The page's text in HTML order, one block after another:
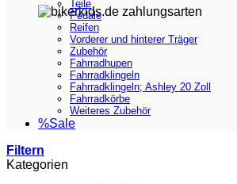
Teile
Pedale
Reifen
Vorderer und hinterer Träger
Zubehör
Fahrradhupen
Fahrradklingeln
Fahrradklingeln; Ashley 20 Zoll
Fahrradkörbe
Weiteres Zubehör
%Sale
Filtern
Kategorien